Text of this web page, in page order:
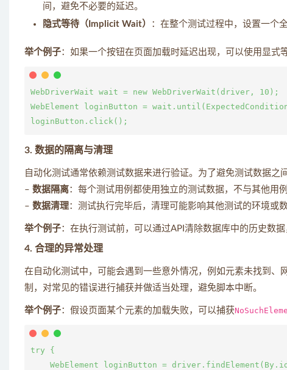
间，避免不必要的延迟。
隐式等待（Implicit Wait）
：在整个测试过程中，设置一个
举个例子：如果一个按钮在页面加载时延迟出现，可以使用显式
WebDriverWait wait = new WebDriverWait(driver, 10);
WebElement loginButton =
3. 数据的隔离与清理
自动化测试通常依赖测试数据来进行验证。为了避免测试数据之
– 数据隔离 ：每个测试用例都使用独立的测试数据，不与其他用例
– 数据清理：测试执行完毕后，清理可能影响其他测试的环境或
举个例子：在执行测试前，可以通过API清除数据库中的历史数
4. 合理的异常处理
在自动化测试中，可能会遇到一些意外情况，例如元素未找到
制，对常见的错误进行捕获并做适当处理，避免脚本中断。
举个例子：假设页面某个元素的加载失败，可以捕获
try {
WebElement loginButton =